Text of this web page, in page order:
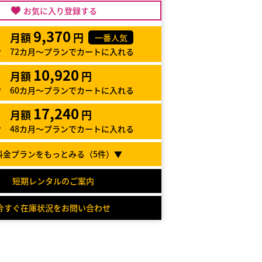
お気に入り登録する
月額 9,370 円
一番人気
72カ月～プランでカートに入れる
月額 10,920 円
60カ月～プランでカートに入れる
月額 17,240 円
48カ月～プランでカートに入れる
プランをもっとみる（5件）▼
短期レンタルのご案内
すぐ在庫状況をお問い合わせ